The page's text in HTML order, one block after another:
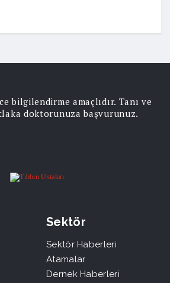
bilgilendirme amaçlıdır. Tanı ve
doktorunuza başvurunuz.
Sektör
Sektör Haberleri
Atamalar
Dernek Haberleri